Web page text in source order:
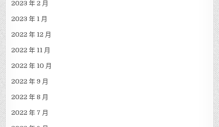
2023 年 2 月
2023 年 1 月
2022 年 12 月
2022 年 11 月
2022 年 10 月
2022 年 9 月
2022 年 8 月
2022 年 7 月